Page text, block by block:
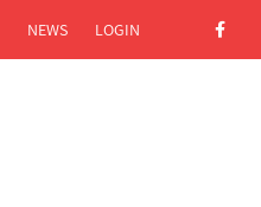
NEWS LOGIN